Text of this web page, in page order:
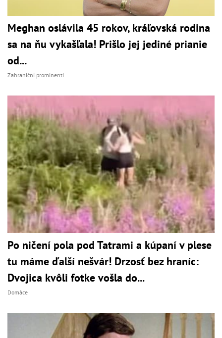
Meghan oslávila 45 rokov, kráľovská rodina
sa na ňu vykašľala! Prišlo jej jediné prianie
od...
Zahraniční prominenti
Po ničení pola pod Tatrami a kúpaní v plese
tu máme ďalší nešvár! Drzosť bez hraníc:
Dvojica kvôli fotke vošla do...
Domáce